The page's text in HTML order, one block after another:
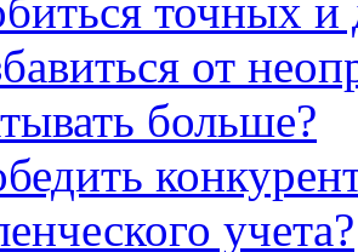
точных
от
больше?
учета?